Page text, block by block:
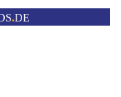
.DE